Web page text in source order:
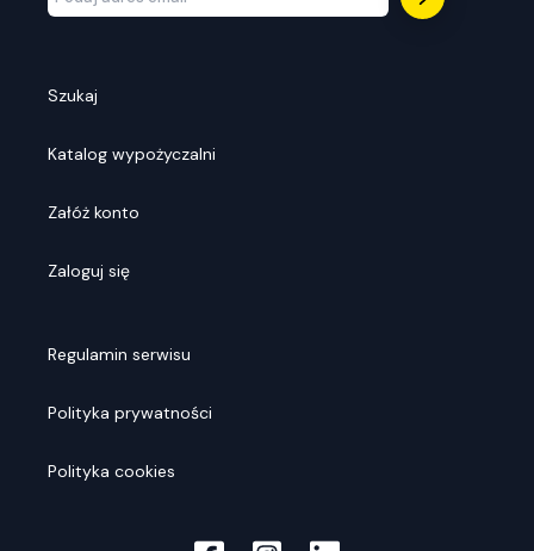
Szukaj
Katalog wypożyczalni
Załóż konto
Zaloguj się
Regulamin serwisu
Polityka prywatności
Polityka cookies